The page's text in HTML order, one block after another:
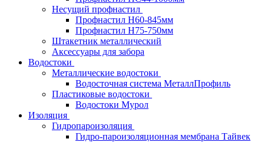
Несущий профнастил
Профнастил Н60-845мм
Профнастил H75-750мм
Штакетник металлический
Аксессуары для забора
Водостоки
Металлические водостоки
Водосточная система МеталлПрофиль
Пластиковые водостоки
Водостоки Мурол
Изоляция
Гидропароизоляция
Гидро-пароизоляционная мембрана Тайвек